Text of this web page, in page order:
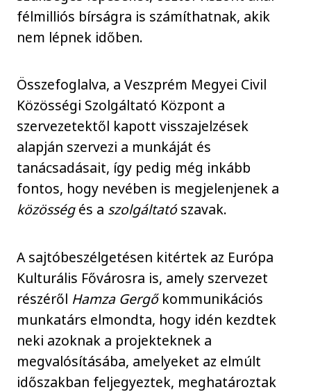
félmilliós bírságra is számíthatnak, akik
nem lépnek időben.
Összefoglalva, a Veszprém Megyei Civil
Közösségi Szolgáltató Központ a
szervezetektől kapott visszajelzések
alapján szervezi a munkáját és
tanácsadásait, így pedig még inkább
fontos, hogy nevében is megjelenjenek a
közösségés a szolgáltatószavak.
A sajtóbeszélgetésen kitértek az Európa
Kulturális Fővárosra is, amely szervezet
részéről Hamza Gergőkommunikációs
munkatárs elmondta, hogy idén kezdtek
neki azoknak a projekteknek a
megvalósításába, amelyeket az elmúlt
időszakban feljegyeztek, meghatároztak